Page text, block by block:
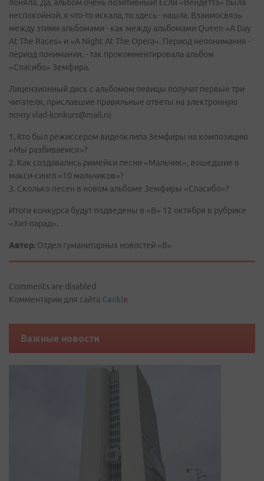
поняла. Да, альбом очень позитивный! Если «Вендетта» была
неспокойной, я что-то искала, то здесь - нашла. Взаимосвязь
между этими альбомами - как между альбомами Queen «A Day
At The Races» и «A Night At The Opera». Период непонимания -
период понимания, - так прокомментировала альбом
«Спасибо» Земфира.
Лицензионный диск с альбомом певицы получат первые три
читателя, приславшие правильные ответы на электронную
почту vlad-konkurs@mail.ru
1. Кто был режиссером видеоклипа Земфиры на композицию
«Мы разбиваемся»?
2. Как создавались римейки песни «Мальчик», вошедшие в
макси-сингл «10 мальчиков»?
3. Сколько песен в новом альбоме Земфиры «Спасибо»?
Итоги конкурса будут подведены в «В» 12 октября в рубрике
«Хит-парад».
Автор: Отдел гуманитарных новостей «В»
Comments are disabled
Комментарии для сайта Cackle
Важные новости